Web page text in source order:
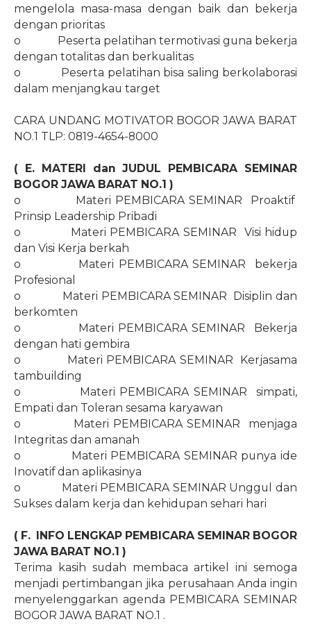
mengelola masa-masa dengan baik dan bekerja
dengan prioritas
o
Peserta pelatihan termotivasi guna bekerja
dengan totalitas dan berkualitas
o
Peserta pelatihan bisa saling berkolaborasi
dalam menjangkau target
CARA UNDANG MOTIVATOR BOGOR JAWA BARAT
NO.1 TLP: 0819-4654-8000
( E. MATERI dan JUDUL PEMBICARA SEMINAR
BOGOR JAWA BARAT NO.1 )
o
Materi PEMBICARA SEMINAR
Proaktif
Prinsip Leadership Pribadi
o
Materi PEMBICARA SEMINAR
Visi hidup
dan Visi Kerja berkah
o
Materi PEMBICARA SEMINAR
bekerja
Profesional
o
Materi PEMBICARA SEMINAR Disiplin dan
berkomten
o
Materi PEMBICARA SEMINAR
Bekerja
dengan hati gembira
o
Materi PEMBICARA SEMINAR
Kerjasama
tambuilding
o
Materi PEMBICARA SEMINAR
simpati,
Empati dan Toleran sesama karyawan
o
Materi PEMBICARA SEMINAR
menjaga
Integritas dan amanah
o
Materi PEMBICARA SEMINAR punya ide
Inovatif dan aplikasinya
o
Materi PEMBICARA SEMINAR Unggul dan
Sukses dalam kerja dan kehidupan sehari hari
( F. INFO LENGKAP PEMBICARA SEMINAR BOGOR
JAWA BARAT NO.1 )
Terima kasih sudah membaca artikel ini semoga
menjadi pertimbangan jika perusahaan Anda ingin
menyelenggarkan agenda PEMBICARA SEMINAR
BOGOR JAWA BARAT NO.1 .